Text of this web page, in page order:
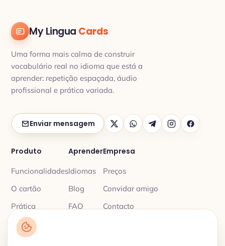
My Lingua Cards
Uma forma mais calma de construir
vocabulário real no idioma que está a
aprender: repetição espaçada, áudio
profissional e prática variada.
Enviar mensagem
Produto
Funcionalidades
O cartão
Prática
Aprender
Idiomas
Blog
FAQ
Empresa
Preços
Convidar amigo
Contacto